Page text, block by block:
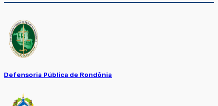
Defensoria Pública de Rondônia